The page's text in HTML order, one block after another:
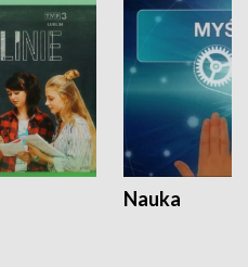
Nauka